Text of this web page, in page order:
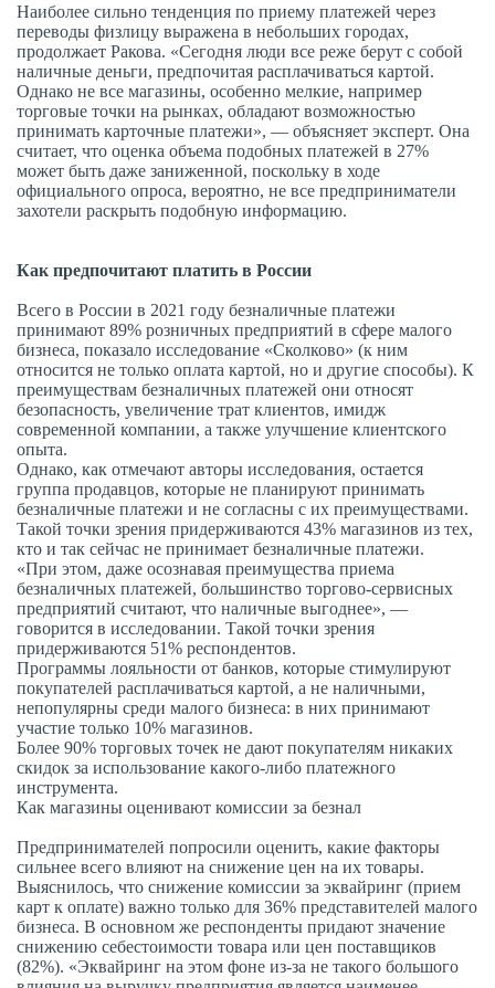
Наиболее сильно тенденция по приему платежей через
переводы физлицу выражена в небольших городах,
продолжает Ракова. «Сегодня люди все реже берут с собой
наличные деньги, предпочитая расплачиваться картой.
Однако не все магазины, особенно мелкие, например
торговые точки на рынках, обладают возможностью
принимать карточные платежи», — объясняет эксперт. Она
считает, что оценка объема подобных платежей в 27%
может быть даже заниженной, поскольку в ходе
официального опроса, вероятно, не все предприниматели
захотели раскрыть подобную информацию.
Как предпочитают платить в России
Всего в России в 2021 году безналичные платежи
принимают 89% розничных предприятий в сфере малого
бизнеса, показало исследование «Сколково» (к ним
относится не только оплата картой, но и другие способы). К
преимуществам безналичных платежей они относят
безопасность, увеличение трат клиентов, имидж
современной компании, а также улучшение клиентского
опыта.
Однако, как отмечают авторы исследования, остается
группа продавцов, которые не планируют принимать
безналичные платежи и не согласны с их преимуществами.
Такой точки зрения придерживаются 43% магазинов из тех,
кто и так сейчас не принимает безналичные платежи.
«При этом, даже осознавая преимущества приема
безналичных платежей, большинство торгово-сервисных
предприятий считают, что наличные выгоднее», —
говорится в исследовании. Такой точки зрения
придерживаются 51% респондентов.
Программы лояльности от банков, которые стимулируют
покупателей расплачиваться картой, а не наличными,
непопулярны среди малого бизнеса: в них принимают
участие только 10% магазинов.
Более 90% торговых точек не дают покупателям никаких
скидок за использование какого-либо платежного
инструмента.
Как магазины оценивают комиссии за безнал
Предпринимателей попросили оценить, какие факторы
сильнее всего влияют на снижение цен на их товары.
Выяснилось, что снижение комиссии за эквайринг (прием
карт к оплате) важно только для 36% представителей малого
бизнеса. В основном же респонденты придают значение
снижению себестоимости товара или цен поставщиков
(82%). «Эквайринг на этом фоне из-за не такого большого